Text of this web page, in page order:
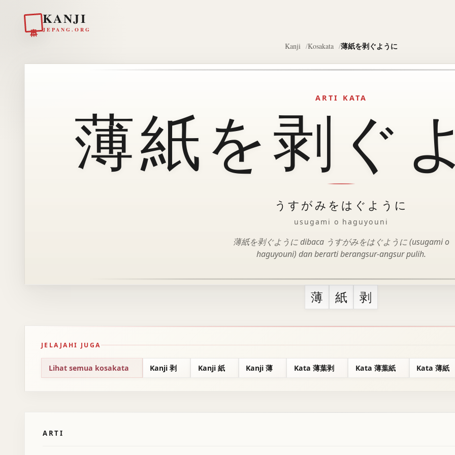
KANJI
JEPANG.ORG
Kanji Kosakata 薄紙を剥ぐように
ARTI KATA
薄紙を剥ぐ
うすがみをはぐように
usugami o haguyouni
薄紙を剥ぐように dibaca うすがみをはぐように (usugami o
haguyouni) dan berarti berangsur-angsur pulih.
薄 紙 剥
JELAJAHI JUGA
Lihat semua kosakata Kanji 剥 Kanji 紙 Kanji 薄 Kata 薄葉剥 Kata 薄葉紙 Kata 薄紙
ARTI